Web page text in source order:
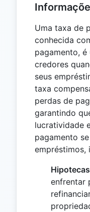
Uma taxa de
conhecida
pagamento,
credores
seus
taxa
perdas de
garantindo
lucratividade
pagamento
empréstimos,
enfrentar